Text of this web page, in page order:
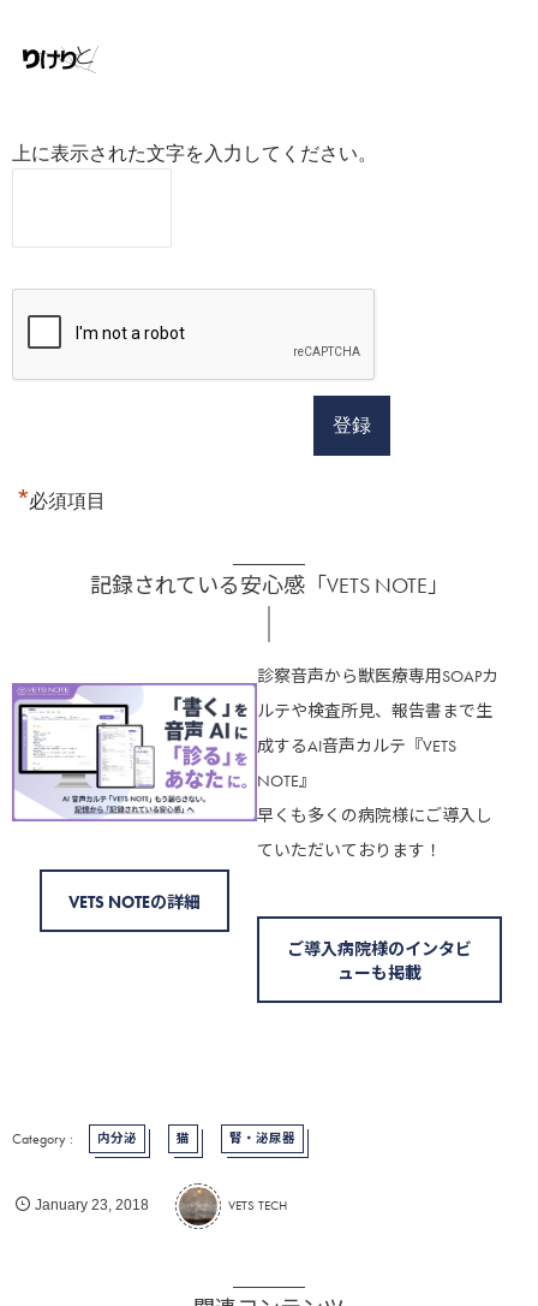
上に表示された文字を入力してください。
*必須項目
記録されている安心感「VETS NOTE」
VETS NOTEの詳細
診察音声から獣医療専用SOAPカ
ルテや検査所見、報告書まで生
成するAI音声カルテ『VETS
NOTE』
早くも多くの病院様にご導入し
ていただいております！
ご導入病院様のインタビ
ューも掲載
内分泌 猫 腎・泌尿器
January 23 ,2018 VETS TECH